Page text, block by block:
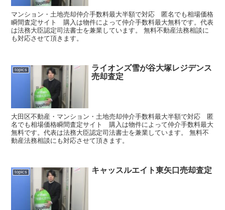
マンション・土地売却仲介手数料最大半額で対応 匿名でも相場価格
瞬間査定サイト 購入は物件によって仲介手数料最大無料です。代表
は法務大臣認定司法書士を兼業しています。 無料不動産法務相談に
も対応させて頂きます。
topics
ライオンズ雪が谷大塚レジデンス
売却査定
大田区不動産・マンション・土地売却仲介手数料最大半額で対応 匿
名でも相場価格瞬間査定サイト 購入は物件によって仲介手数料最大
無料です。代表は法務大臣認定司法書士を兼業しています。 無料不
動産法務相談にも対応させて頂きます。
topics キャッスルエイト東矢口売却査定